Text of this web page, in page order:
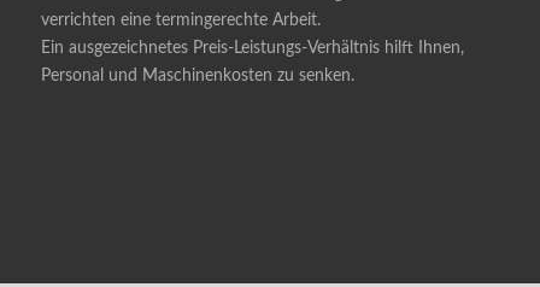
verrichten eine termingerechte Arbeit.
Ein ausgezeichnetes Preis-Leistungs-Verhältnis hilft Ihnen,
Personal und Maschinenkosten zu senken.